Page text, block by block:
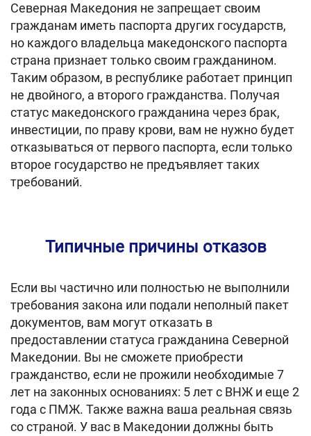
Северная Македония не запрещает своим
гражданам иметь паспорта других государств,
но каждого владельца македонского паспорта
страна признает только своим гражданином.
Таким образом, в республике работает принцип
не двойного, а второго гражданства. Получая
статус македонского гражданина через брак,
инвестиции, по праву крови, вам не нужно будет
отказываться от первого паспорта, если только
второе государство не предъявляет таких
требований.
Типичные причины отказов
Если вы частично или полностью не выполнили
требования закона или подали неполный пакет
документов, вам могут отказать в
предоставлении статуса гражданина Северной
Македонии. Вы не сможете приобрести
гражданство, если не прожили необходимые 7
лет на законных основаниях: 5 лет с ВНЖ и еще 2
года с ПМЖ. Также важна ваша реальная связь
со страной. У вас в Македонии должны быть